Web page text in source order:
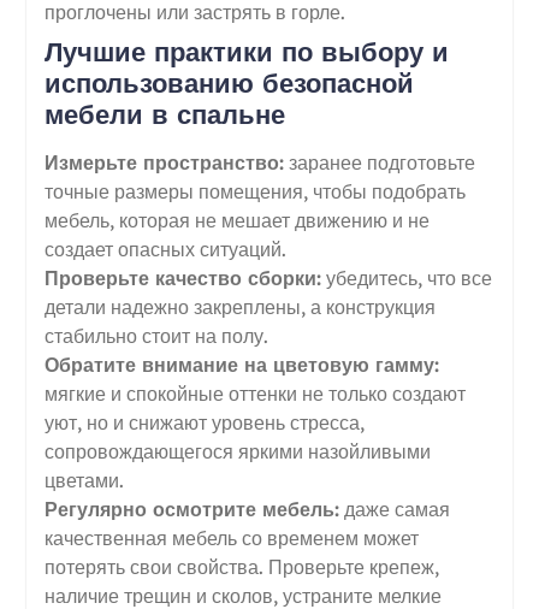
проглочены или застрять в горле.
Лучшие практики по выбору и
использованию безопасной
мебели в спальне
Измерьте пространство:заранее подготовьте
точные размеры помещения, чтобы подобрать
мебель, которая не мешает движению и не
создает опасных ситуаций.
Проверьте качество сборки:убедитесь, что все
детали надежно закреплены, а конструкция
стабильно стоит на полу.
Обратите внимание на цветовую гамму:
мягкие и спокойные оттенки не только создают
уют, но и снижают уровень стресса,
сопровождающегося яркими назойливыми
цветами.
Регулярно осмотрите мебель:даже самая
качественная мебель со временем может
потерять свои свойства. Проверьте крепеж,
наличие трещин и сколов, устраните мелкие